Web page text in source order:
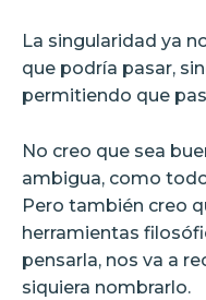
La singularidad ya
que podría pasar,
permitiendo que
No creo que sea
ambigua, como
Pero también creo
herramientas
pensarla, nos va a
siquiera nombrarlo.